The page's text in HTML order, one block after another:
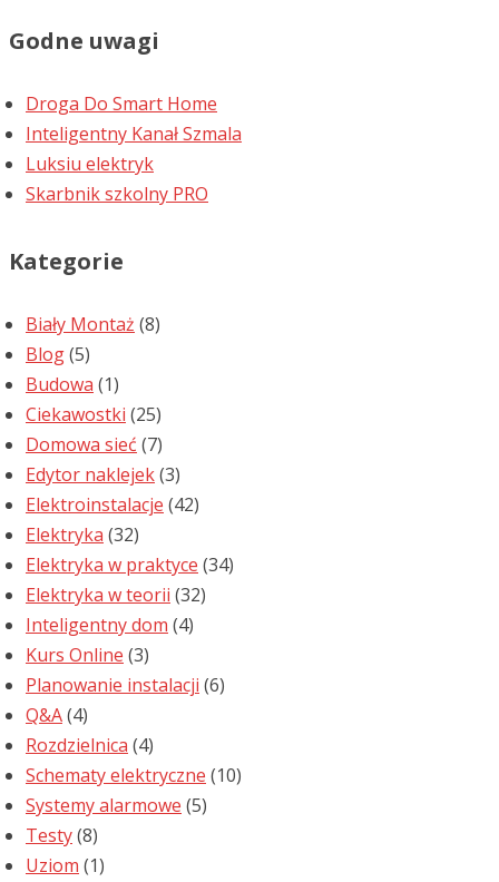
Godne uwagi
Droga Do Smart Home
Inteligentny Kanał Szmala
Luksiu elektryk
Skarbnik szkolny PRO
Kategorie
Biały Montaż (8)
Blog(5)
Budowa (1)
Ciekawostki (25)
Domowa sieć (7)
Edytor naklejek(3)
Elektroinstalacje (42)
Elektryka (32)
Elektryka w praktyce (34)
Elektryka w teorii (32)
Inteligentny dom (4)
Kurs Online (3)
Planowanie instalacji (6)
Q&A(4)
Rozdzielnica (4)
Schematy elektryczne (10)
Systemy alarmowe (5)
Testy(8)
Uziom (1)